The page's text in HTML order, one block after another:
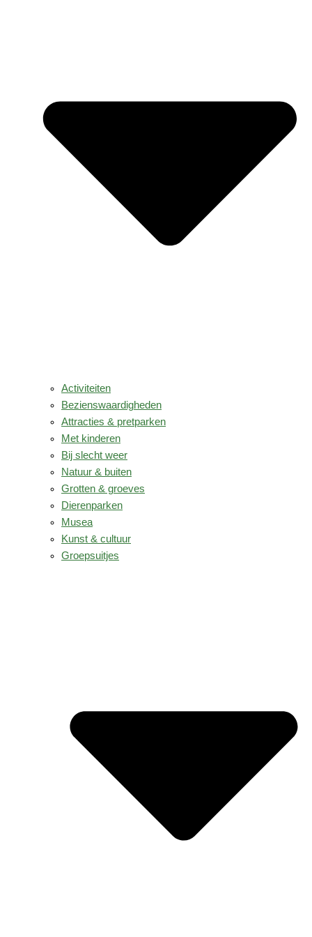
Activiteiten
Bezienswaardigheden
Attracties & pretparken
Met kinderen
Bij slecht weer
Natuur & buiten
Grotten & groeves
Dierenparken
Musea
Kunst & cultuur
Groepsuitjes